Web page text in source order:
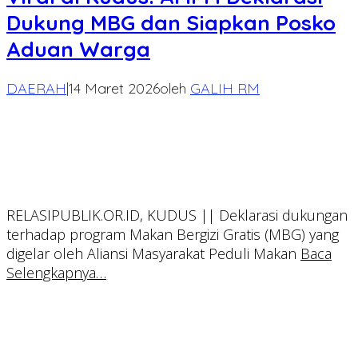
Dukung MBG dan Siapkan Posko
Aduan Warga
DAERAH|14 Maret 2026oleh GALIH RM
RELASIPUBLIK.OR.ID, KUDUS || Deklarasi dukungan
terhadap program Makan Bergizi Gratis (MBG) yang
digelar oleh Aliansi Masyarakat Peduli Makan Baca
Selengkapnya…